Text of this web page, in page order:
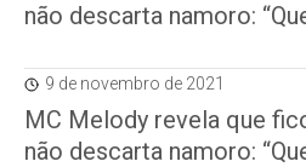
não descarta namoro:
9 de novembro de 2021
MC Melody revela que
não descarta namoro: